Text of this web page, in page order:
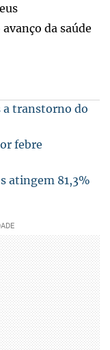
da saúde
a transtorno do
febre
atingem 81,3%